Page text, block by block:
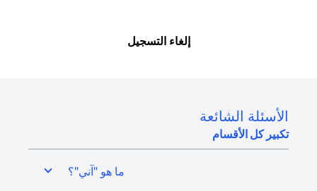
إلغاء التسجيل
الأسئلة الشائعة
تكبير كل الأقسام
ما هو "آني"؟